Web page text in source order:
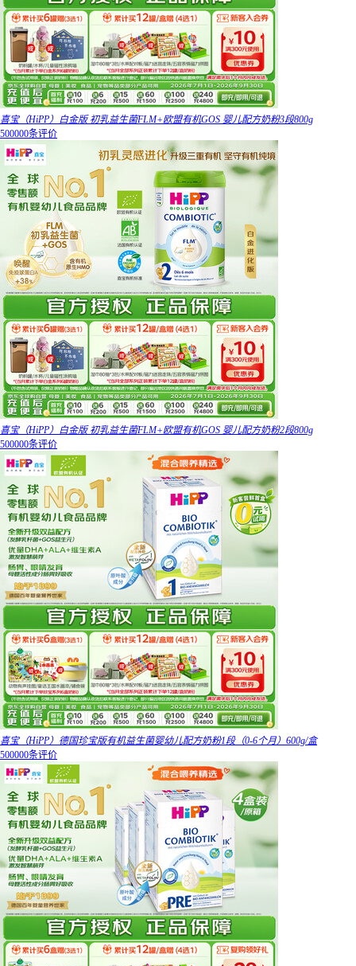
喜宝（HiPP）白金版 初乳益生菌FLM+欧盟有机GOS 婴儿配方奶粉3段800g
500000条评价
喜宝（HiPP）白金版 初乳益生菌FLM+欧盟有机GOS 婴儿配方奶粉2段800g
500000条评价
喜宝（HiPP）德国珍宝版有机益生菌婴幼儿配方奶粉1段（0-6个月）600g/盒
500000条评价